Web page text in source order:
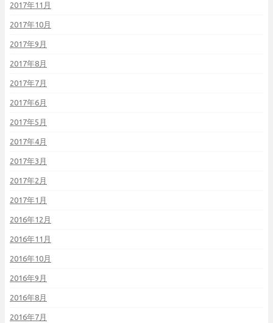
2017年11月
2017年10月
2017年9月
2017年8月
2017年7月
2017年6月
2017年5月
2017年4月
2017年3月
2017年2月
2017年1月
2016年12月
2016年11月
2016年10月
2016年9月
2016年8月
2016年7月